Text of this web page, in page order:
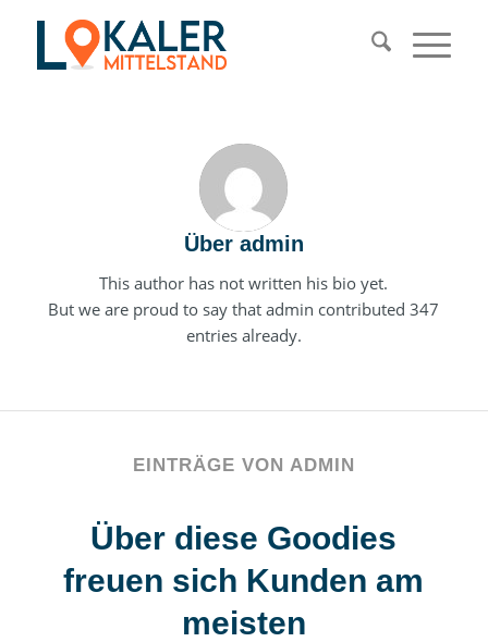
Über admin
This author has not written his bio yet.
But we are proud to say thatadmin contributed 347
entries already.
EINTRÄGE VON ADMIN
Über diese Goodies
freuen sich Kunden am
meisten